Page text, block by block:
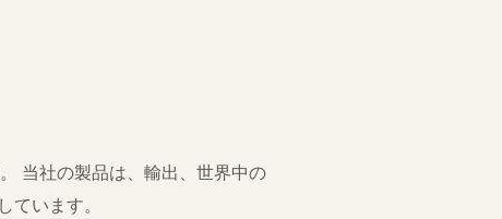
当社の製品は、輸出、世界中の
います。